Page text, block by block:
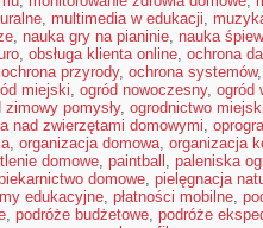
, multimedia w edukacji,
, nauka gry na pianinie, nauka
, obsługa klienta online, ochrona
ochrona przyrody, ochrona systemów
miejski, ogród nowoczesny, ogród
zimowy pomysły, ogrodnictwo
nad zwierzętami domowymi,
, organizacja domowa, organizacja
domowe, paintball , paleniska
domowe, pielęgnacja
edukacyjne, płatności mobilne,
, podróże budżetowe, podróże